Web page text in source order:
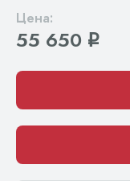
Цена:
55 650 q